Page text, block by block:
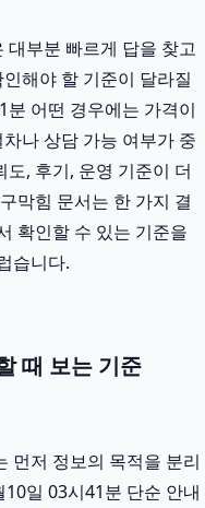
부분 빠르게 답을 찾고
해야 할 기준이 달라질
어떤 경우에는 가격이
나 상담 가능 여부가 중
, 후기, 운영 기준이 더
막힘 문서는 한 가지 결
확인할 수 있는 기준을
습니다.
때 보는 기준
먼저 정보의 목적을 분리
일 03시41분 단순 안내